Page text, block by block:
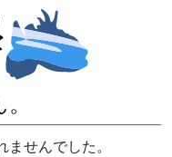
せんでした。